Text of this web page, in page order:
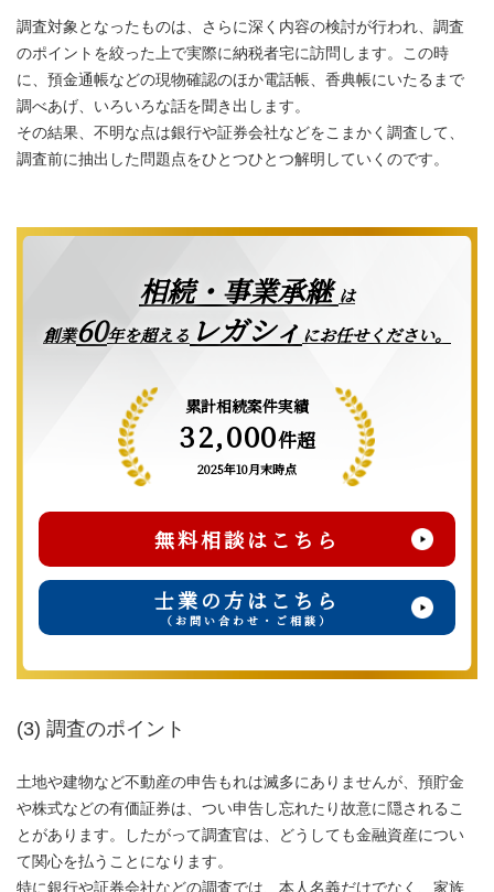
調査対象となったものは、さらに深く内容の検討が行われ、調査
のポイントを絞った上で実際に納税者宅に訪問します。この時
に、預金通帳などの現物確認のほか電話帳、香典帳にいたるまで
調べあげ、いろいろな話を聞き出します。
その結果、不明な点は銀行や証券会社などをこまかく調査して、
調査前に抽出した問題点をひとつひとつ解明していくのです。
相続・事業承継は
創業60年を超える レガシィ にお任せください。
累計相続案件実績
32,000件超
2025年10月末時点
無料相談はこちら
士業の方はこちら
（お問い合わせ・ご相談）
(3) 調査のポイント
土地や建物など不動産の申告もれは滅多にありませんが、預貯金
や株式などの有価証券は、つい申告し忘れたり故意に隠されるこ
とがあります。したがって調査官は、どうしても金融資産につい
て関心を払うことになります。
特に銀行や証券会社などの調査では、本人名義だけでなく、家族